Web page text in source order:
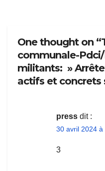
One thought on
communale-Pdci/
militants: »
actifs et concrets
press dit :
30 avril 2024 à
3